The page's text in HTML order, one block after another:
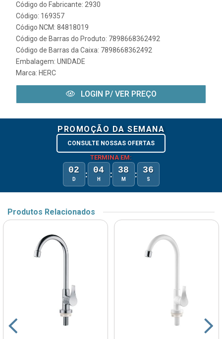
Código do Fabricante: 2930
Código: 169357
Código NCM: 84818019
Código de Barras do Produto: 7898668362492
Código de Barras da Caixa: 7898668362492
Embalagem: UNIDADE
Marca: HERC
LOGIN P/ VER PREÇO
PROMOÇÃO DA SEMANA
CONSULTE NOSSAS OFERTAS
TERMINA EM:
02
D : 04
H : 38
M : 36
S
Produtos Relacionados